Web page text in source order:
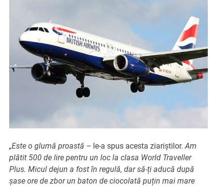
„Este o glumă proastă – le-a spus acesta ziariștilor. Am
plătit 500 de lire pentru un loc la clasa World Traveller
Plus. Micul dejun a fost în regulă, dar să-ți aducă după
șase ore de zbor un baton de ciocolată puțin mai mare